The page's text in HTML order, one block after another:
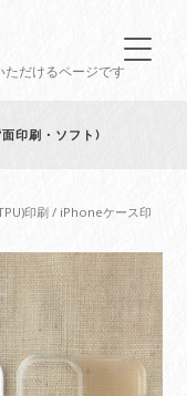
ただけるページです
印刷・ソフト)
印刷/ iPhoneケース印